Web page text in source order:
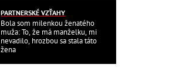
PARTNERSKÉ VZŤAHY
Bola som milenkou ženatého
muža: To, že má manželku, mi
nevadilo, hrozbou sa stala táto
žena